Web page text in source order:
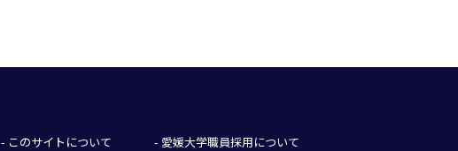
- このサイトについて
- 愛媛大学職員採用について